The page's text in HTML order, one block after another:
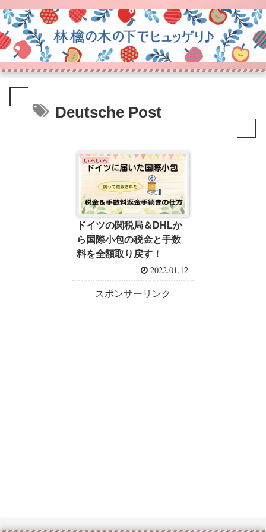
Deutsche Post
いろいろ
ドイツの関税局＆DHLか
ら国際小包の税金と手数
料を全額取り戻す！
2022.01.12
スポンサーリンク